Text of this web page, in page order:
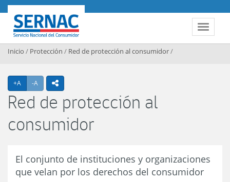
Contenido principal
Toggle
SERNAC
Inicio / Protección / Red de protección al consumidor/
+A Agrandar texto
-A Achicar textoicono compartir
Red de protección al
consumidor
El conjunto de instituciones y organizaciones
que velan por los derechos del consumidor